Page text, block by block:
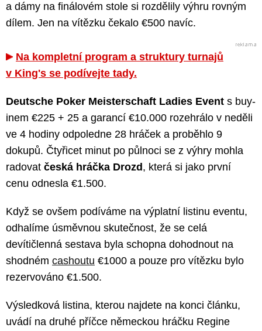
a dámy na finálovém stole si rozdělily výhru rovným
dílem. Jen na vítězku čekalo €500 navíc.
Na kompletní program a struktury turnajů
v King's se podívejte tady.
Deutsche Poker Meisterschaft Ladies Event s buy-
inem €225 + 25 a garancí €10.000 rozehrálo v neděli
ve 4 hodiny odpoledne 28 hráček a proběhlo 9
dokupů. Čtyřicet minut po půlnoci se z výhry mohla
radovat česká hráčka Drozd , která si jako první
cenu odnesla €1.500.
Když se ovšem podíváme na výplatní listinu eventu,
odhalíme úsměvnou skutečnost, že se celá
devítičlenná sestava byla schopna dohodnout na
shodném cashoutu €1000 a pouze pro vítězku bylo
rezervováno €1.500.
Výsledková listina, kterou najdete na konci článku,
uvádí na druhé příčce německou hráčku Regine